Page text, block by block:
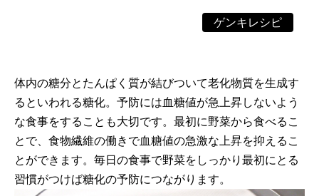
ゲンキレシピ
体内の糖分とたんぱく質が結びついて老化物質を生成す
るといわれる糖化。予防には血糖値が急上昇しないよう
な食事をすることも大切です。最初に野菜から食べるこ
とで、食物繊維の働きで血糖値の急激な上昇を抑えるこ
とができます。毎日の食事で野菜をしっかり最初にとる
習慣がつけば糖化の予防につながります。